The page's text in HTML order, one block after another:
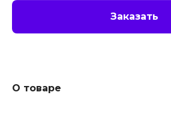
Заказать
О товаре